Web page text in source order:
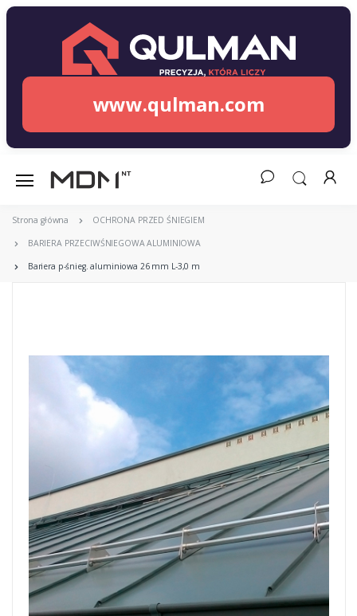
www.qulman.com
Strona główna OCHRONA PRZED ŚNIEGIEM
BARIERA PRZECIWŚNIEGOWA ALUMINIOWA
Bariera p-śnieg. aluminiowa 26 mm L-3,0 m